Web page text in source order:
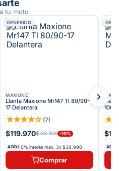
tu moto
GENÉRICO
MAXIONE
Llanta Maxione Mr147 Tl 80/90-
17 Delantera
★★★★☆ (7)
$119.970$133.300 -10%
ADDI 0% interés max.3x$39.990
Comprar
100/
★
ADDI